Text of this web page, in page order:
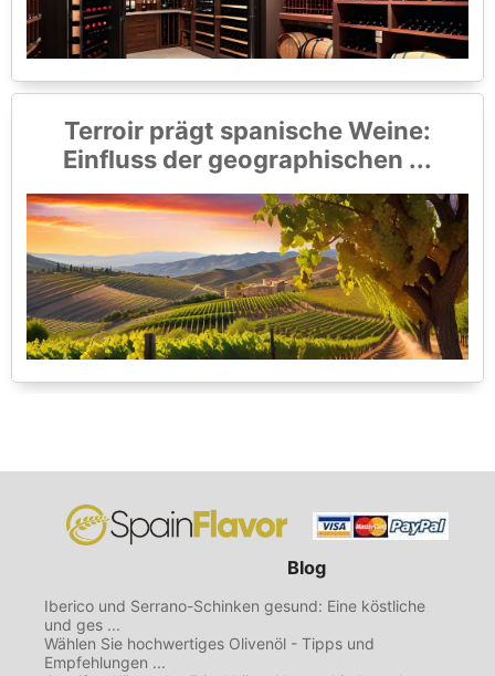
Terroir prägt spanische Weine:
Einfluss der geographischen ...
Blog
Iberico und Serrano-Schinken gesund: Eine köstliche
und ges ...
Wählen Sie hochwertiges Olivenöl - Tipps und
Empfehlungen ...